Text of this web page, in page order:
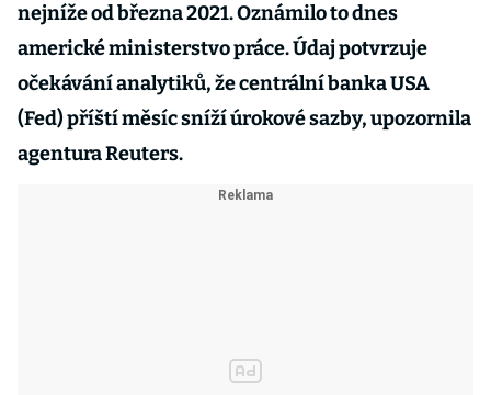
nejníže od března 2021. Oznámilo to dnes
americké ministerstvo práce. Údaj potvrzuje
očekávání analytiků, že centrální banka USA
(Fed) příští měsíc sníží úrokové sazby, upozornila
agentura Reuters.